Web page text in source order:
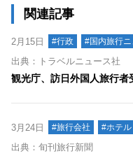
関連記事
2月15日 #行政 #国内旅行
出典：トラベルニュース社
観光庁、訪日外国人旅行
3月24日 #旅行会社 #ホテ
出典：旬刊旅行新聞